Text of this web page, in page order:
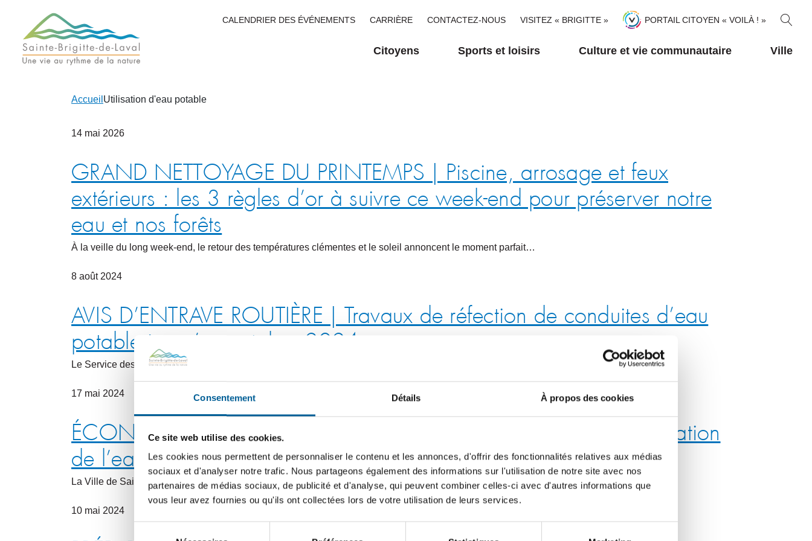
Consentement Détails À propos des cookies
Ce site web utilise des cookies.
Les cookies nous permettent de personnaliser le contenu et les annonces, d'offrir des fonctionnalités relatives aux médias
sociaux et d'analyser notre trafic. Nous partageons également des informations sur l'utilisation de notre site avec nos
partenaires de médias sociaux, de publicité et d'analyse, qui peuvent combiner celles-ci avec d'autres informations que
vous leur avez fournies ou qu'ils ont collectées lors de votre utilisation de leurs services.
CALENDRIER DES ÉVÉNEMENTS CARRIÈRE CONTACTEZ-NOUS VISITEZ « BRIGITTE » PORTAIL CITOYEN « VOILÀ ! »
Citoyens Sports et loisirs Culture et vie communautaire Ville
Accueil Utilisation d'eau potable
14 mai 2026
GRAND NETTOYAGE DU PRINTEMPS | Piscine, arrosage et feux
extérieurs : les 3 règles d’or à suivre ce week-end pour préserver notre
eau et nos forêts
À la veille du long week-end, le retour des températures clémentes et le soleil annoncent le moment parfait…
8 août 2024
AVIS D’ENTRAVE ROUTIÈRE | Travaux de réfection de conduites d’eau
potable jusqu’en octobre 2024
Le Service des travaux publics informe les citoyens que des travaux de réfection de conduites d'eau potable débuteront…
17 mai 2024
ÉCONOMIE D’EAU POTABLE | Nouvelle réglementation sur l’utilisation
de l’eau potable distribuée par l’aqueduc municipal
La Ville de Sainte-Brigitte-de-Laval a adopté, lors de la séance du conseil municipal du 14 mai 2024, le…
10 mai 2024